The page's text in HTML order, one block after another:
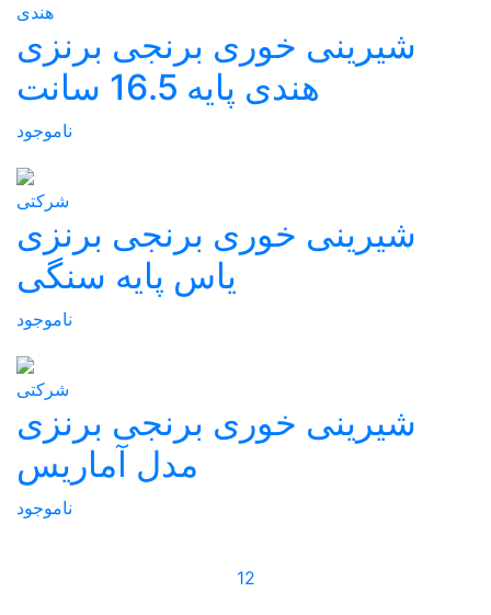
هندی
شیرینی خوری برنجی برنزی
هندی پایه 16.5 سانت
ناموجود
شرکتی
شیرینی خوری برنجی برنزی
یاس پایه سنگی
ناموجود
شرکتی
شیرینی خوری برنجی برنزی
مدل آماریس
ناموجود
12